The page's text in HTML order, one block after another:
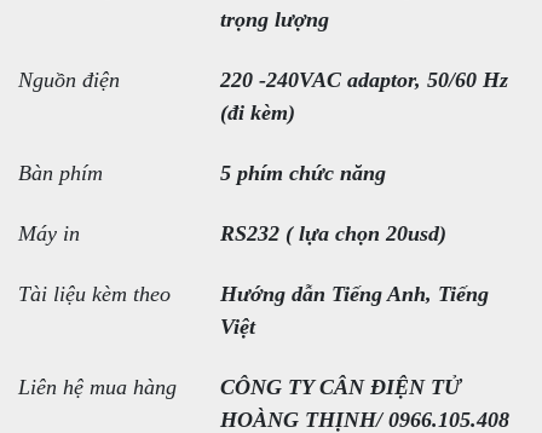
trọng lượng
Nguồn điện
220 -240VAC adaptor, 50/60 Hz
(đi kèm)
Bàn phím 5 phím chức năng
Máy in RS232 ( lựa chọn 20usd)
Tài liệu kèm theo
Hướng dẫn Tiếng Anh, Tiếng
Việt
Liên hệ mua hàng
CÔNG TY CÂN ĐIỆN TỬ
HOÀNG THỊNH/ 0966.105.408